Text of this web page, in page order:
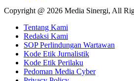
Copyright @ 2026 Media Sinergi, All
Tentang Kami
Redaksi Kami
SOP Perlindungan Wartawan
Kode Etik Jurnalistik
Kode Etik Perilaku
Pedoman Media Cyber